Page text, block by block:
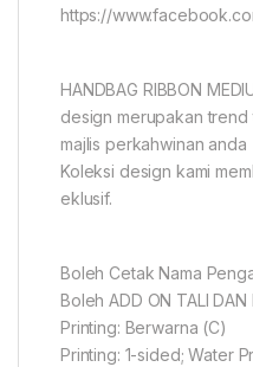
https://
HANDBAG RIBBON
design merupakan
majlis perkahwinan anda
Koleksi design kami
eklusif.
Boleh Cetak Nama
Boleh ADD ON TALI DAN
Printing: Berwarna (C)
Printing: 1-sided; Water